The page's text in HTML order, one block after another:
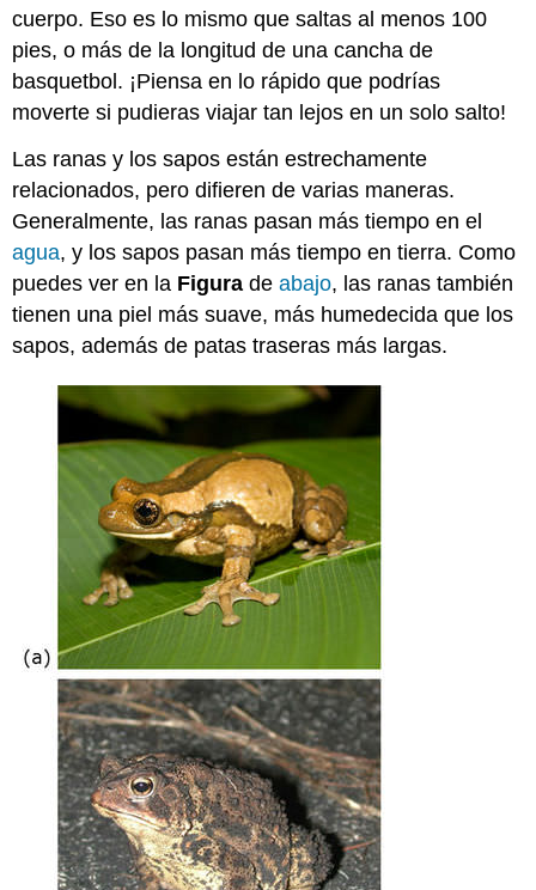
cuerpo. Eso es lo mismo que saltas al menos 100
pies, o más de la longitud de una cancha de
basquetbol. ¡Piensa en lo rápido que podrías
moverte si pudieras viajar tan lejos en un solo salto!
Las ranas y los sapos están estrechamente
relacionados, pero difieren de varias maneras.
Generalmente, las ranas pasan más tiempo en el
agua, y los sapos pasan más tiempo en tierra. Como
puedes ver en la Figura deabajo, las ranas también
tienen una piel más suave, más humedecida que los
sapos, además de patas traseras más largas.